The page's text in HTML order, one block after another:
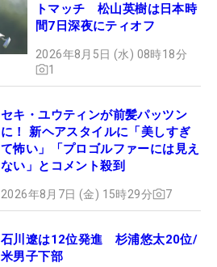
トマッチ 松山英樹は日本時
間7日深夜にティオフ
2026年8月5日 (水) 08時18分
1
セキ・ユウティンが前髪パッツン
に！ 新ヘアスタイルに「美しすぎ
て怖い」「プロゴルファーには見え
ない」とコメント殺到
2026年8月7日 (金) 15時29分 7
石川遼は12位発進 杉浦悠太20位/
米男子下部